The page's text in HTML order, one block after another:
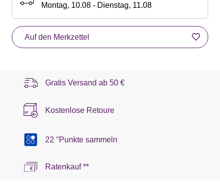
Montag, 10.08 - Dienstag, 11.08
Auf den Merkzettel
Gratis Versand ab 50 €
Kostenlose Retoure
22 °Punkte sammeln
Ratenkauf **